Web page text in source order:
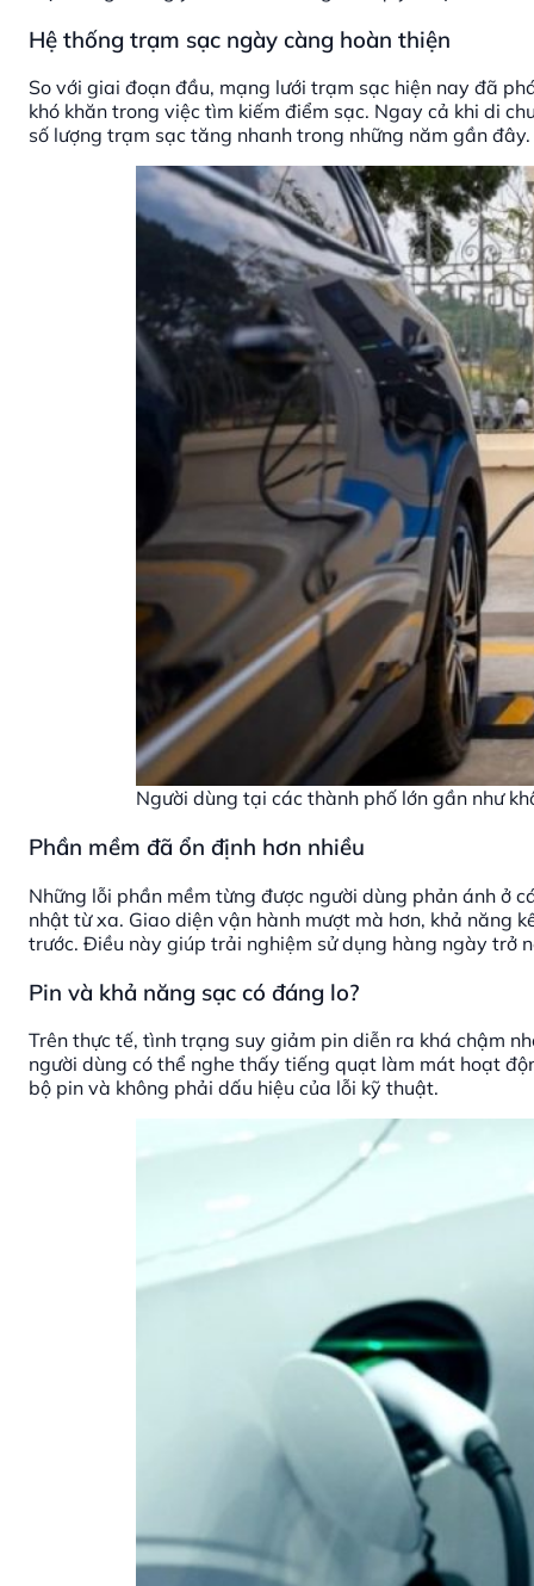
Hệ thống trạm sạc ngày càng hoàn thiện
So với giai đoạn đầu, mạng lưới trạm sạc hiện nay đã
khó khăn trong việc tìm kiếm điểm sạc. Ngay cả khi di
số lượng trạm sạc tăng nhanh trong những năm gần đây.
Người dùng tại các thành phố lớn gần như
Phần mềm đã ổn định hơn nhiều
Những lỗi phần mềm từng được người dùng phản ánh ở
nhật từ xa. Giao diện vận hành mượt mà hơn, khả năng
trước. Điều này giúp trải nghiệm sử dụng hàng ngày trở
Pin và khả năng sạc có đáng lo?
Trên thực tế, tình trạng suy giảm pin diễn ra khá chậm
người dùng có thể nghe thấy tiếng quạt làm mát hoạt
bộ pin và không phải dấu hiệu của lỗi kỹ thuật.